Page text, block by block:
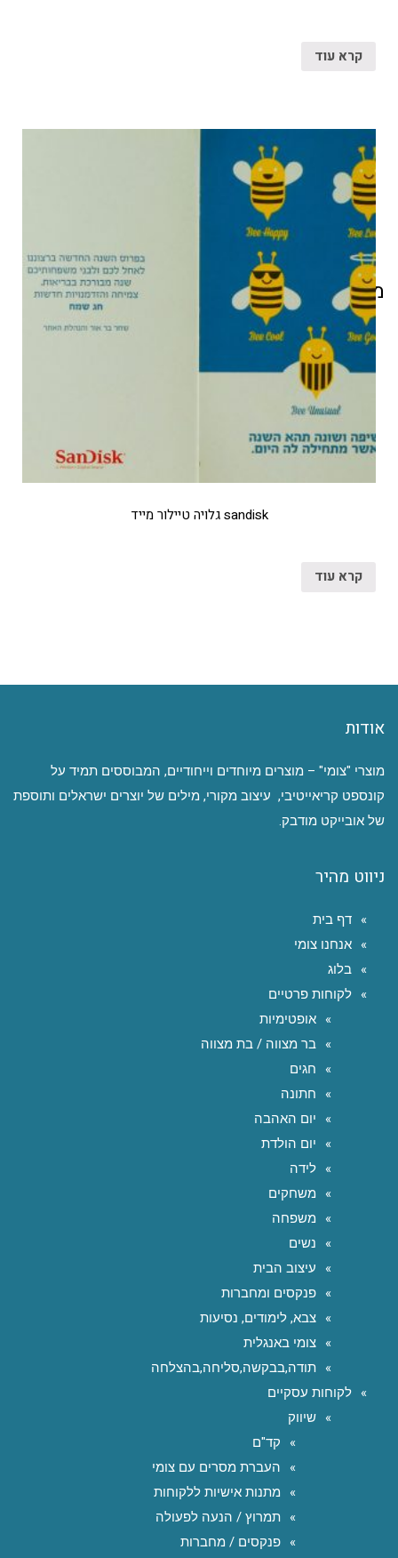
מוצרים קשורים
קרא עוד
sandisk גלויה טיילור מייד
קרא עוד
אודות
מוצרי "צומי" – מוצרים מיוחדים וייחודיים, המבוססים תמיד על
קונספט קריאייטיבי, עיצוב מקורי, מילים של יוצרים ישראלים ותוספת
של אובייקט מודבק.
ניווט מהיר
דף בית
אנחנו צומי
בלוג
לקוחות פרטיים
אופטימיות
בר מצווה / בת מצווה
חגים
חתונה
יום האהבה
יום הולדת
לידה
משחקים
משפחה
נשים
עיצוב הבית
פנקסים ומחברות
צבא, לימודים, נסיעות
צומי באנגלית
תודה,בבקשה,סליחה,בהצלחה
לקוחות עסקיים
שיווק
קד"ם
העברת מסרים עם צומי
מתנות אישיות ללקוחות
תמרוץ / הנעה לפעולה
פנקסים / מחברות